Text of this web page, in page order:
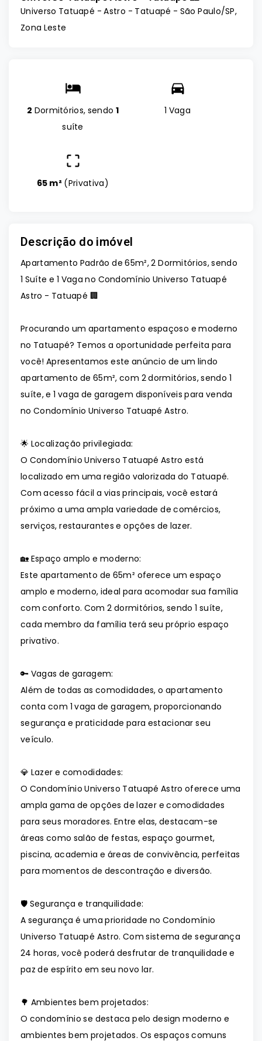
Universo Tatuapé - Astro - Tatuapé - São Paulo/SP,
Zona Leste
2 Dormitórios, sendo 1
suíte
1 Vaga
65 m² (Privativa)
Descrição do imóvel
Apartamento Padrão de 65m², 2 Dormitórios, sendo
1 Suíte e 1 Vaga no Condomínio Universo Tatuapé
Astro - Tatuapé 🏢
Procurando um apartamento espaçoso e moderno
no Tatuapé? Temos a oportunidade perfeita para
você! Apresentamos este anúncio de um lindo
apartamento de 65m², com 2 dormitórios, sendo 1
suíte, e 1 vaga de garagem disponíveis para venda
no Condomínio Universo Tatuapé Astro.
🌟 Localização privilegiada:
O Condomínio Universo Tatuapé Astro está
localizado em uma região valorizada do Tatuapé.
Com acesso fácil a vias principais, você estará
próximo a uma ampla variedade de comércios,
serviços, restaurantes e opções de lazer.
🏡 Espaço amplo e moderno:
Este apartamento de 65m² oferece um espaço
amplo e moderno, ideal para acomodar sua família
com conforto. Com 2 dormitórios, sendo 1 suíte,
cada membro da família terá seu próprio espaço
privativo.
🔑 Vagas de garagem:
Além de todas as comodidades, o apartamento
conta com 1 vaga de garagem, proporcionando
segurança e praticidade para estacionar seu
veículo.
💎 Lazer e comodidades:
O Condomínio Universo Tatuapé Astro oferece uma
ampla gama de opções de lazer e comodidades
para seus moradores. Entre elas, destacam-se
áreas como salão de festas, espaço gourmet,
piscina, academia e áreas de convivência, perfeitas
para momentos de descontração e diversão.
🛡️ Segurança e tranquilidade:
A segurança é uma prioridade no Condomínio
Universo Tatuapé Astro. Com sistema de segurança
24 horas, você poderá desfrutar de tranquilidade e
paz de espírito em seu novo lar.
🌳 Ambientes bem projetados:
O condomínio se destaca pelo design moderno e
ambientes bem projetados. Os espaços comuns